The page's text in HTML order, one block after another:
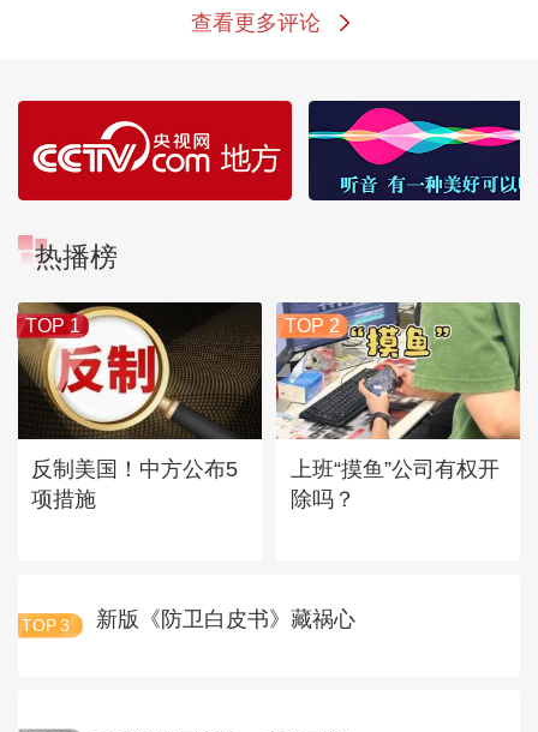
查看更多评论
热播榜
TOP 1
反制美国！中方公布5
项措施
TOP 2
上班“摸鱼”公司有权开
除吗？
TOP 3 新版《防卫白皮书》藏祸心